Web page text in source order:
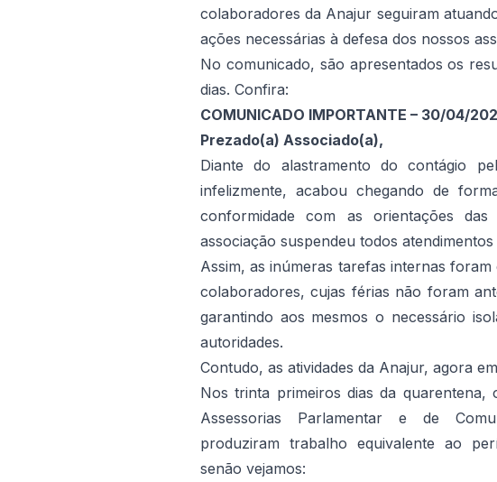
colaboradores da Anajur seguiram
ações necessárias à defesa dos nossos
No comunicado, são apresentados os
dias. Confira:
COMUNICADO IMPORTANTE – 30/04/
Prezado(a) Associado(a),
Diante do alastramento do contágio
infelizmente, acabou chegando de
conformidade com as orientações das
associação suspendeu todos
Assim, as inúmeras tarefas internas
colaboradores, cujas férias não foram
garantindo aos mesmos o necessário
autoridades.
Contudo, as atividades da Anajur, agora
Nos trinta primeiros dias da
Assessorias Parlamentar e de
produziram trabalho equivalente ao
senão vejamos: